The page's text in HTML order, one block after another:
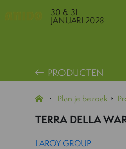
30 & 31
JANUARI 2028
PRODUCTEN
Plan je bezoek
TERRA DELLA
LAROY GROUP